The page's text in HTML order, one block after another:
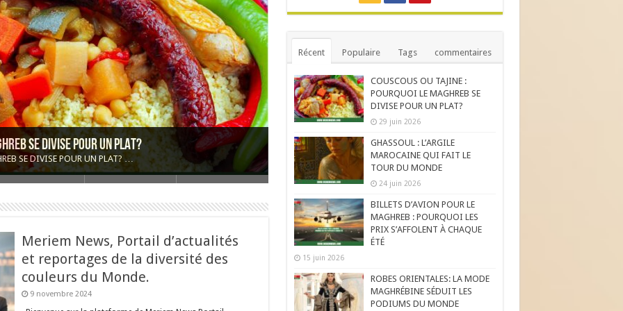
SE DIVISE POUR UN PLAT?
LE TOUR DU MONDE
TOUR DU MONDE …
LES PRIX S’AFFOLENT À CHAQUE ÉTÉ
SÉDUIT LES PODIUMS DU MONDE
de paix
Meriem News, Portail d’actualités
et reportages de la diversité des
couleurs du Monde.
9 novembre 2024
Récent Populaire Tags commentaires
COUSCOUS OU TAJINE :
POURQUOI LE MAGHREB SE
DIVISE POUR UN PLAT?
29 juin 2026
GHASSOUL : L’ARGILE
MAROCAINE QUI FAIT LE
TOUR DU MONDE
24 juin 2026
BILLETS D’AVION POUR LE
MAGHREB : POURQUOI LES
PRIX S’AFFOLENT À CHAQUE
ÉTÉ
15 juin 2026
ROBES ORIENTALES: LA MODE
MAGHRÉBINE SÉDUIT LES
PODIUMS DU MONDE